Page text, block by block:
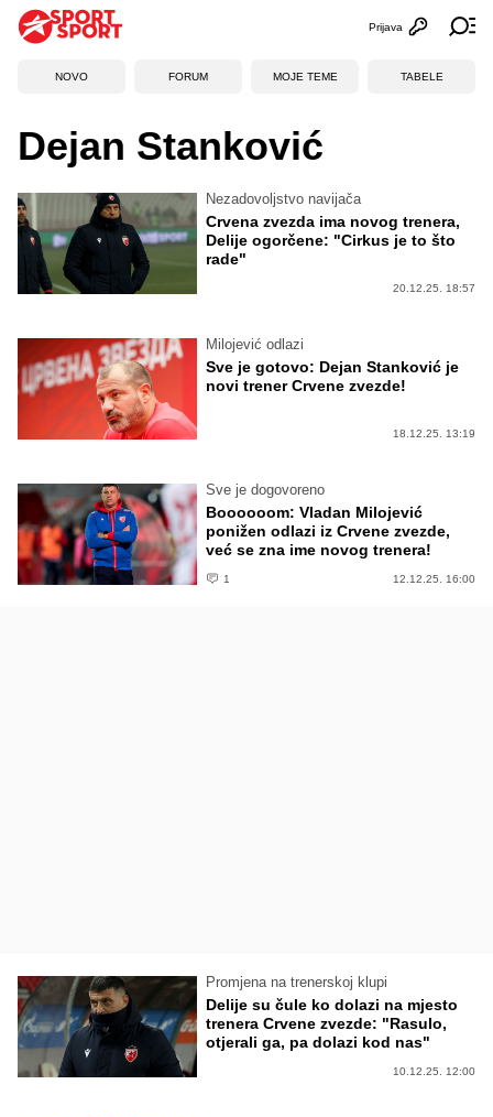
Otvori
Prijava
NOVO FORUM MOJE TEME TABELE
Dejan Stanković
Nezadovoljstvo navijača
Crvena zvezda ima novog trenera,
Delije ogorčene: "Cirkus je to što
rade"
20.12.25. 18:57
Milojević odlazi
Sve je gotovo: Dejan Stanković je
novi trener Crvene zvezde!
18.12.25. 13:19
Sve je dogovoreno
Boooooom: Vladan Milojević
ponižen odlazi iz Crvene zvezde,
već se zna ime novog trenera!
1 12.12.25. 16:00
Promjena na trenerskoj klupi
Delije su čule ko dolazi na mjesto
trenera Crvene zvezde: "Rasulo,
otjerali ga, pa dolazi kod nas"
10.12.25. 12:00